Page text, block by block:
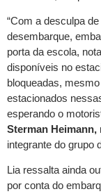
“Com a desculpa
desembarque,
porta da escola,
disponíveis no
bloqueadas,
estacionados
esperando o
Sterman Heimann,
integrante do grupo
Lia ressalta ainda
por conta do